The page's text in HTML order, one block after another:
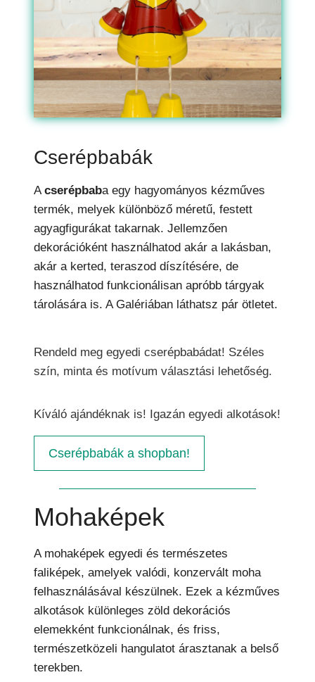
Cserépbabák
Acserépbaba egy hagyományos kézműves
termék, melyek különböző méretű, festett
agyagfigurákat takarnak. Jellemzően
dekorációként használhatod akár a lakásban,
akár a kerted, teraszod díszítésére, de
használhatod funkcionálisan apróbb tárgyak
tárolására is. A Galériában láthatsz pár ötletet.
Rendeld meg egyedi cserépbabádat! Széles
szín, minta és motívum választási lehetőség.
Kíváló ajándéknak is! Igazán egyedi alkotások!
Cserépbabák a shopban!
Mohaképek
A mohaképek egyedi és természetes
faliképek, amelyek valódi, konzervált moha
felhasználásával készülnek. Ezek a kézműves
alkotások különleges zöld dekorációs
elemekként funkcionálnak, és friss,
természetközeli hangulatot árasztanak a belső
terekben.